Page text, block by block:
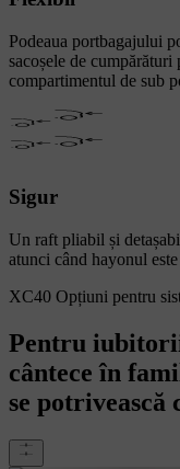
Podeaua portbagajului
sacoșele de
compartimentul de sub
Sigur
Un raft pliabil și
atunci când hayonul
XC40 Opțiuni pentru
Pentru
cântece în
se potrivească